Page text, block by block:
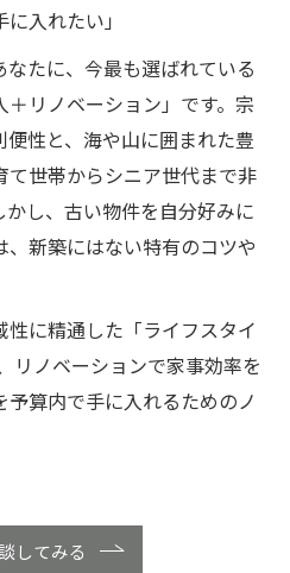
入れたい」
たに、今最も選ばれている
リノベーション」です。宗
性と、海や山に囲まれた豊
世帯からシニア世代まで非
し、古い物件を自分好みに
新築にはない特有のコツや
に精通した「ライフスタイ
リノベーションで家事効率を
算内で手に入れるためのノ
してみる